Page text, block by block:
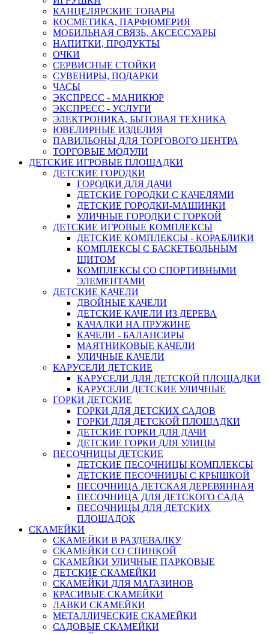
КАНЦЕЛЯРСКИЕ ТОВАРЫ
КОСМЕТИКА, ПАРФЮМЕРИЯ
МОБИЛЬНАЯ СВЯЗЬ, АКСЕССУАРЫ
НАПИТКИ, ПРОДУКТЫ
ОЧКИ
СЕРВИСНЫЕ СТОЙКИ
СУВЕНИРЫ, ПОДАРКИ
ЧАСЫ
ЭКСПРЕСС - МАНИКЮР
ЭКСПРЕСС - УСЛУГИ
ЭЛЕКТРОНИКА, БЫТОВАЯ ТЕХНИКА
ЮВЕЛИРНЫЕ ИЗДЕЛИЯ
ПАВИЛЬОНЫ ДЛЯ ТОРГОВОГО ЦЕНТРА
ТОРГОВЫЕ МОДУЛИ
ДЕТСКИЕ ИГРОВЫЕ ПЛОЩАДКИ
ДЕТСКИЕ ГОРОДКИ
ГОРОДКИ ДЛЯ ДАЧИ
ДЕТСКИЕ ГОРОДКИ С КАЧЕЛЯМИ
ДЕТСКИЕ ГОРОДКИ-МАШИНКИ
УЛИЧНЫЕ ГОРОДКИ С ГОРКОЙ
ДЕТСКИЕ ИГРОВЫЕ КОМПЛЕКСЫ
ДЕТСКИЕ КОМПЛЕКСЫ - КОРАБЛИКИ
КОМПЛЕКСЫ С БАСКЕТБОЛЬНЫМ
ЩИТОМ
КОМПЛЕКСЫ СО СПОРТИВНЫМИ
ЭЛЕМЕНТАМИ
ДЕТСКИЕ КАЧЕЛИ
ДВОЙНЫЕ КАЧЕЛИ
ДЕТСКИЕ КАЧЕЛИ ИЗ ДЕРЕВА
КАЧАЛКИ НА ПРУЖИНЕ
КАЧЕЛИ - БАЛАНСИРЫ
МАЯТНИКОВЫЕ КАЧЕЛИ
УЛИЧНЫЕ КАЧЕЛИ
КАРУСЕЛИ ДЕТСКИЕ
КАРУСЕЛИ ДЛЯ ДЕТСКОЙ ПЛОЩАДКИ
КАРУСЕЛИ ДЕТСКИЕ УЛИЧНЫЕ
ГОРКИ ДЕТСКИЕ
ГОРКИ ДЛЯ ДЕТСКИХ САДОВ
ГОРКИ ДЛЯ ДЕТСКОЙ ПЛОЩАДКИ
ДЕТСКИЕ ГОРКИ ДЛЯ ДАЧИ
ДЕТСКИЕ ГОРКИ ДЛЯ УЛИЦЫ
ПЕСОЧНИЦЫ ДЕТСКИЕ
ДЕТСКИЕ ПЕСОЧНИЦЫ КОМПЛЕКСЫ
ДЕТСКИЕ ПЕСОЧНИЦЫ С КРЫШКОЙ
ПЕСОЧНИЦА ДЕТСКАЯ ДЕРЕВЯННАЯ
ПЕСОЧНИЦА ДЛЯ ДЕТСКОГО САДА
ПЕСОЧНИЦЫ ДЛЯ ДЕТСКИХ
ПЛОЩАДОК
СКАМЕЙКИ
СКАМЕЙКИ В РАЗДЕВАЛКУ
СКАМЕЙКИ СО СПИНКОЙ
СКАМЕЙКИ УЛИЧНЫЕ ПАРКОВЫЕ
ДЕТСКИЕ СКАМЕЙКИ
СКАМЕЙКИ ДЛЯ МАГАЗИНОВ
КРАСИВЫЕ СКАМЕЙКИ
ЛАВКИ СКАМЕЙКИ
МЕТАЛЛИЧЕСКИЕ СКАМЕЙКИ
САДОВЫЕ СКАМЕЙКИ